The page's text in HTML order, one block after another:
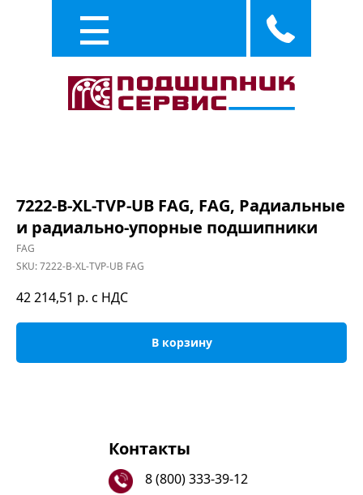
7222-B-XL-TVP-UB FAG, FAG, Радиальные
и радиально-упорные подшипники
FAG
SKU:7222-B-XL-TVP-UB FAG
42 214,51 р. с НДС
В корзину
Контакты
8 (800) 333-39-12